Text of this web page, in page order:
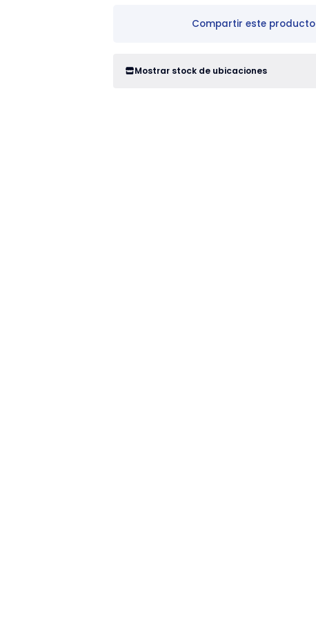
Compartir este producto
Mostrar stock de ubicaciones